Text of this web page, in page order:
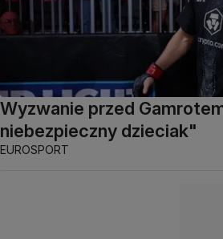
Wyzwanie przed
niebezpieczny dzieciak"
EUROSPORT